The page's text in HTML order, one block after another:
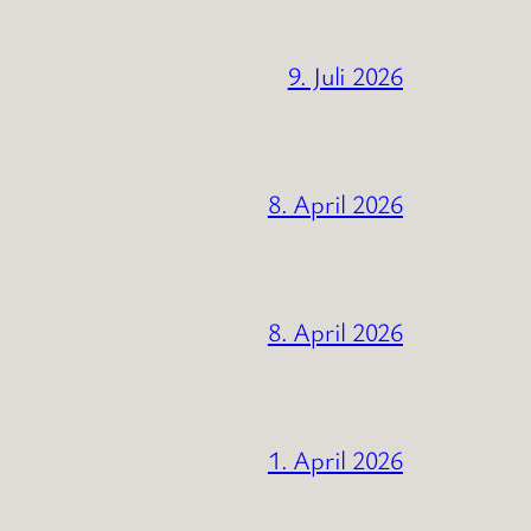
9. Juli 2026
8. April 2026
8. April 2026
1. April 2026